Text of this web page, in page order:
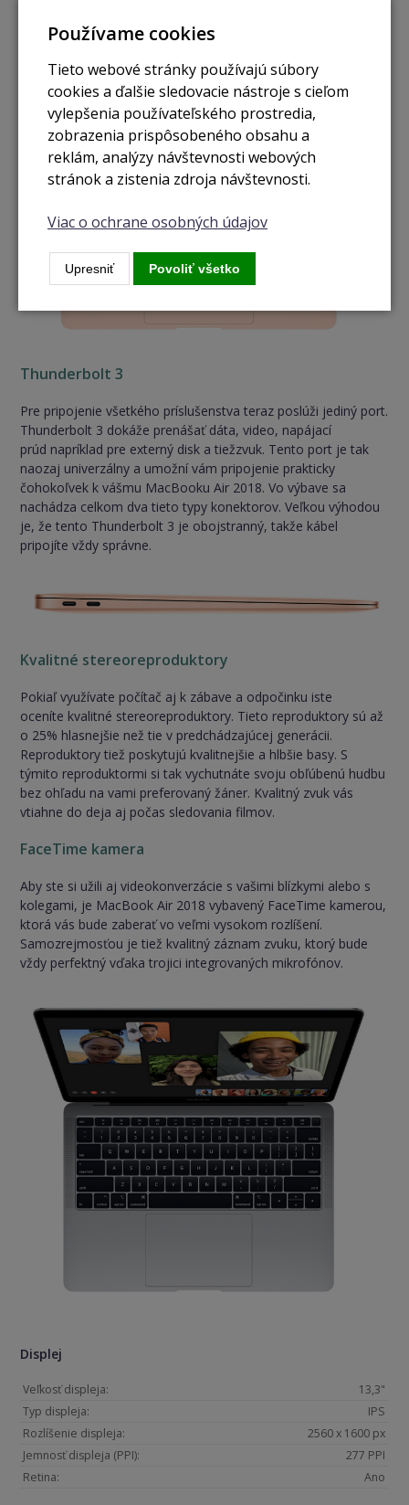
Displej
Veľkosť displeja:
13,3"
Typ displeja:
IPS
Rozlíšenie displeja:
2560 x 1600 px
Jemnosť displeja (PPI):
277 PPI
Retina:
Ano
Thunderbolt 3
Pre pripojenie všetkého príslušenstva teraz poslúži jediný port.
Thunderbolt 3 dokáže prenášať dáta, video, napájací
prúd napríklad pre externý disk a tiežzvuk. Tento port je tak
naozaj univerzálny a umožní vám pripojenie prakticky
čohokoľvek k vášmu MacBooku Air 2018. Vo výbave sa
nachádza celkom dva tieto typy konektorov. Veľkou výhodou
je, že tento Thunderbolt 3 je obojstranný, takže kábel
pripojíte vždy správne.
Kvalitné stereoreproduktory
Pokiaľ využívate počítač aj k zábave a odpočinku iste
oceníte kvalitné stereoreproduktory. Tieto reproduktory sú až
o 25% hlasnejšie než tie v predchádzajúcej generácii.
Reproduktory tiež poskytujú kvalitnejšie a hlbšie basy. S
týmito reproduktormi si tak vychutnáte svoju obľúbenú hudbu
bez ohľadu na vami preferovaný žáner. Kvalitný zvuk vás
vtiahne do deja aj počas sledovania filmov.
FaceTime kamera
Aby ste si užili aj videokonverzácie s vašimi blízkymi alebo s
kolegami, je MacBook Air 2018 vybavený FaceTime kamerou,
ktorá vás bude zaberať vo veľmi vysokom rozlíšení.
Samozrejmosťou je tiež kvalitný záznam zvuku, ktorý bude
vždy perfektný vďaka trojici integrovaných mikrofónov.
Používame cookies
Tieto webové stránky používajú súbory
cookies a ďalšie sledovacie nástroje s cieľom
vylepšenia používateľského prostredia,
zobrazenia prispôsobeného obsahu a
reklám, analýzy návštevnosti webových
stránok a zistenia zdroja návštevnosti.
Viac o ochrane osobných údajov
Upresniť Povoliť všetko